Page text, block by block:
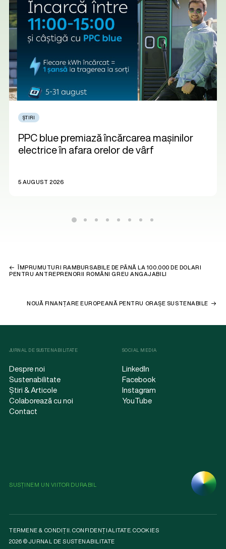
ȘTIRI
PPC blue premiază încărcarea mașinilor
electrice în afara orelor de vârf
5 AUGUST 2026
ÎMPRUMUTURI RAMBURSABILE DE PÂNĂ LA 100.000 DE DOLARI
PENTRU ANTREPRENORII ROMÂNI GREU ANGAJABILI
NOUĂ FINANȚARE EUROPEANĂ PENTRU ORAȘE SUSTENABILE
JURNAL DE SUSTENABILITATE
Despre noi
Sustenabilitate
Știri & Articole
Colaborează cu noi
Contact
SOCIAL MEDIA
LinkedIn
Facebook
Instagram
YouTube
SUSȚINEM UN VIITOR DURABIL
TERMENE & CONDIȚII.CONFIDENȚIALITATE.COOKIES
2026 © JURNAL DE SUSTENABILITATE